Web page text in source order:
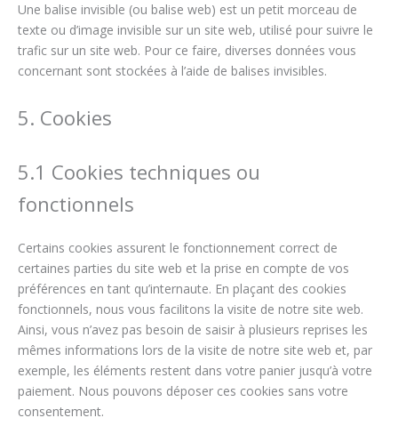
Une balise invisible (ou balise web) est un petit morceau de
texte ou d’image invisible sur un site web, utilisé pour suivre le
trafic sur un site web. Pour ce faire, diverses données vous
concernant sont stockées à l’aide de balises invisibles.
5. Cookies
5.1 Cookies techniques ou
fonctionnels
Certains cookies assurent le fonctionnement correct de
certaines parties du site web et la prise en compte de vos
préférences en tant qu’internaute. En plaçant des cookies
fonctionnels, nous vous facilitons la visite de notre site web.
Ainsi, vous n’avez pas besoin de saisir à plusieurs reprises les
mêmes informations lors de la visite de notre site web et, par
exemple, les éléments restent dans votre panier jusqu’à votre
paiement. Nous pouvons déposer ces cookies sans votre
consentement.